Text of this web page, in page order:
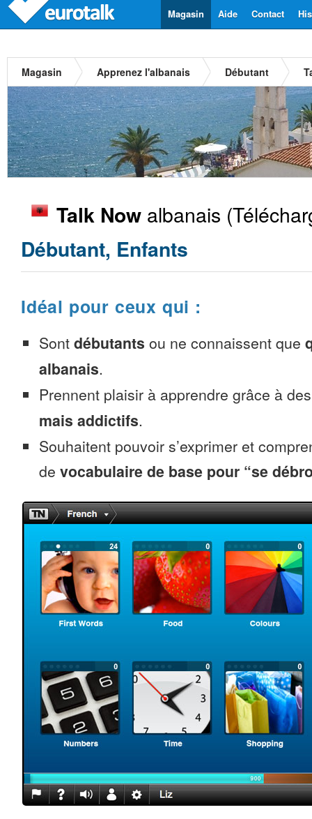
Contact
Aide
Magasin
Magasin Apprenez l'albanais Débutant
Talk Now albanais
Débutant, Enfants
Idéal pour ceux qui :
Sont débutants ou ne connaissent que
albanais.
Prennent plaisir à apprendre grâce à
mais addictifs.
Souhaitent pouvoir s’exprimer et
de vocabulaire de base pour “se